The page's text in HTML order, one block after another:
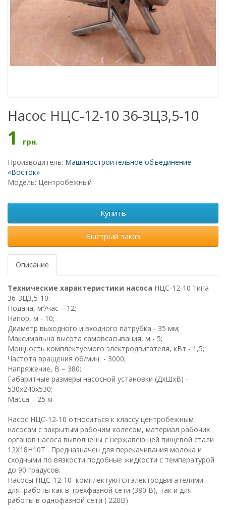
Насос НЦС-12-10 36-3Ц3,5-10
1 грн.
Производитель: Машиностроительное объединение
«Восток»
Модель: Центробежный
Купить
Быстрый заказ
Описание
Технические характеристики насоса НЦС-12-10 типа
36-3Ц3,5-10:
Подача, м³/час – 12;
Напор, м - 10;
Диаметр выходного и входного патрубка - 35 мм;
Максимальна высота самовсасывания, м - 5;
Мощность комплектуемого электродвигателя, кВт - 1,5;
Частота вращения об/мин - 3000;
Напряжение, В – 380;
Габаритные размеры насосной установки (ДхШхВ) -
530х240х530;
Масса – 25 кг
Насос НЦС-12-10 относиться к классу центробежным
насосам с закрытым рабочим колесом, материал рабочих
органов насоса выполнены с нержавеющей пищевой стали
12Х18Н10Т . Предназначен для перекачивания молока и
сходными по вязкости подобные жидкости с температурой
до 90 градусов.
Насосы НЦС-12-10 комплектуются электродвигателями
для работы как в трехфазной сети (380 В), так и для
работы в однофазной сети ( 220В)